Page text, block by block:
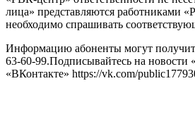
лица» представляются работниками
необходимо спрашивать
Информацию абоненты могут
63-60-99.Подписывайтесь на новости
«ВКонтакте» https://vk.com/